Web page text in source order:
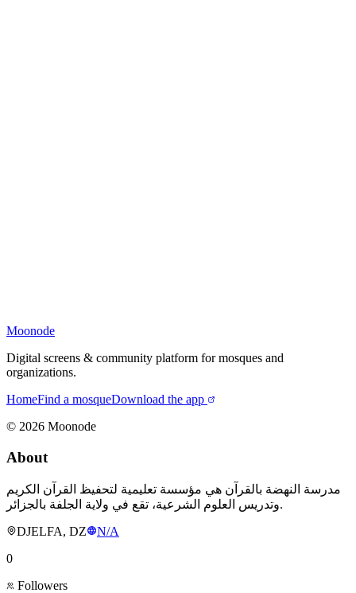
Moonode
Digital screens & community platform for mosques and
organizations.
HomeFind a mosqueDownload the app
© 2026 Moonode
About
مدرسة النهضة بالقرآن هي مؤسسة تعليمية لتحفيظ القرآن الكريم
وتدريس العلوم الشرعية، تقع في ولاية الجلفة بالجزائر.
DJELFA, DZ
N/A
0
Followers